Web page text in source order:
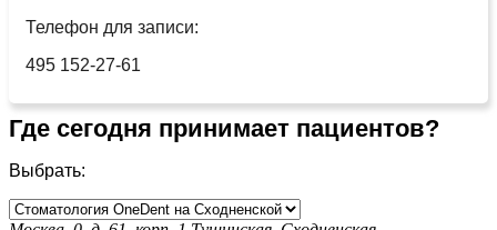
Телефон для записи:
495 152-27-61
Где сегодня принимает пациентов?
Выбрать: